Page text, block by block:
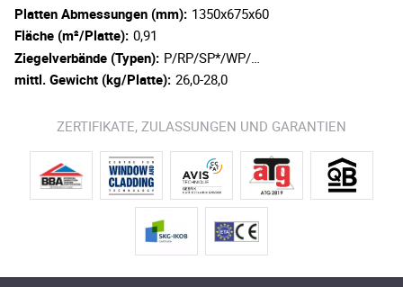
Platten Abmessungen (mm): 1350x675x60
Fläche (m²/Platte): 0,91
Ziegelverbände (Typen): P/RP/SP*/WP/…
mittl. Gewicht (kg/Platte): 26,0-28,0
ZERTIFIKATE, ZULASSUNGEN UND GARANTIEN